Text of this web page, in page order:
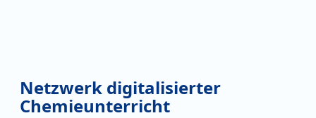
Netzwerk digitalisierter
Chemieunterricht